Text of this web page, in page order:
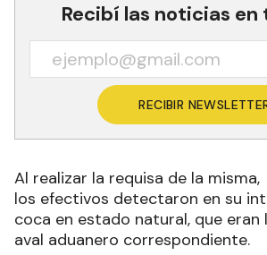
Recibí las noticias en
RECIBIR
Al realizar la requisa de la misma,
los efectivos detectaron en su
coca en estado natural, que eran
aval aduanero correspondiente.